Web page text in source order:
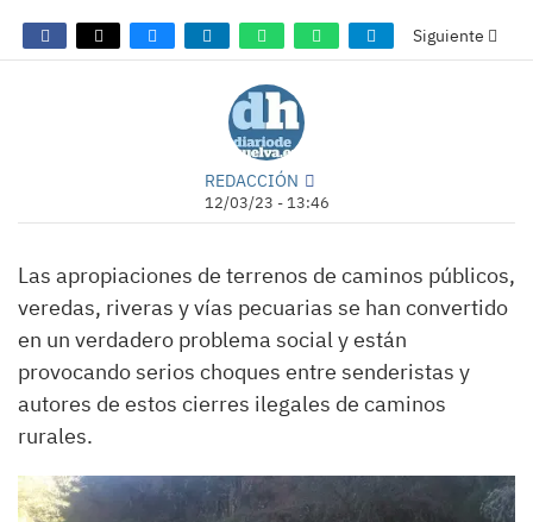
Siguiente
REDACCIÓN
12/03/23 - 13:46
Las apropiaciones de terrenos de caminos públicos,
veredas, riveras y vías pecuarias se han convertido
en un verdadero problema social y están
provocando serios choques entre senderistas y
autores de estos cierres ilegales de caminos
rurales.